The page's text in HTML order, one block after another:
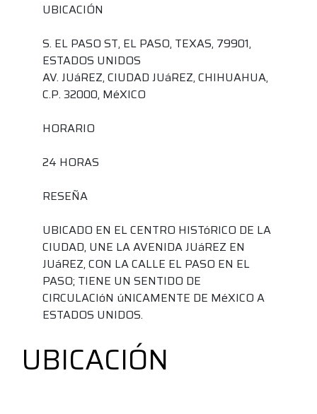
UBICACIÓN
S. EL PASO ST, EL PASO, TEXAS, 79901,
ESTADOS UNIDOS
AV. JUáREZ, CIUDAD JUáREZ, CHIHUAHUA,
C.P. 32000, MéXICO
HORARIO
24 HORAS
RESEÑA
UBICADO EN EL CENTRO HISTóRICO DE LA
CIUDAD, UNE LA AVENIDA JUáREZ EN
JUáREZ, CON LA CALLE EL PASO EN EL
PASO; TIENE UN SENTIDO DE
CIRCULACIóN úNICAMENTE DE MéXICO A
ESTADOS UNIDOS.
UBICACIÓN